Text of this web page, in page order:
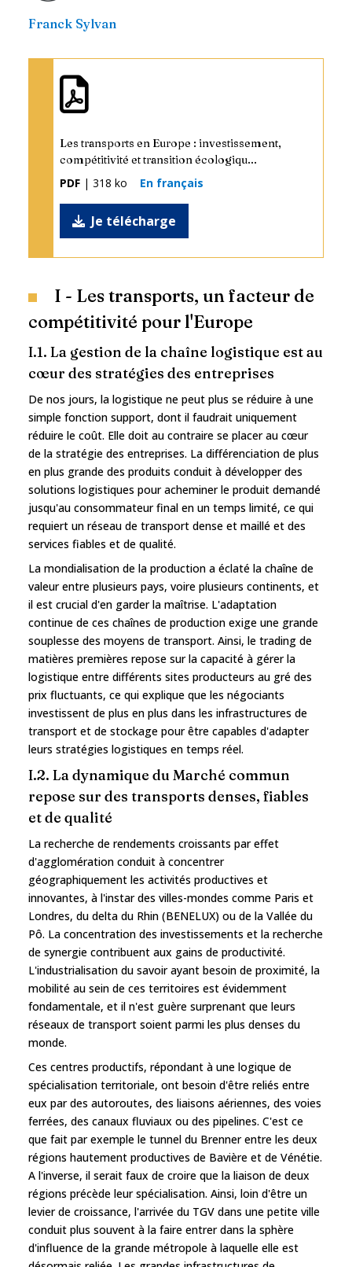
Franck Sylvan
Les transports en Europe : investissement,
compétitivité et transition écologiqu...
PDF | 318 ko En français
Je télécharge
I - Les transports, un facteur de
compétitivité pour l'Europe
I.1. La gestion de la chaîne logistique est au
cœur des stratégies des entreprises
De nos jours, la logistique ne peut plus se réduire à une
simple fonction support, dont il faudrait uniquement
réduire le coût. Elle doit au contraire se placer au cœur
de la stratégie des entreprises. La différenciation de plus
en plus grande des produits conduit à développer des
solutions logistiques pour acheminer le produit demandé
jusqu'au consommateur final en un temps limité, ce qui
requiert un réseau de transport dense et maillé et des
services fiables et de qualité.
La mondialisation de la production a éclaté la chaîne de
valeur entre plusieurs pays, voire plusieurs continents, et
il est crucial d'en garder la maîtrise. L'adaptation
continue de ces chaînes de production exige une grande
souplesse des moyens de transport. Ainsi, le trading de
matières premières repose sur la capacité à gérer la
logistique entre différents sites producteurs au gré des
prix fluctuants, ce qui explique que les négociants
investissent de plus en plus dans les infrastructures de
transport et de stockage pour être capables d'adapter
leurs stratégies logistiques en temps réel.
I.2. La dynamique du Marché commun
repose sur des transports denses, fiables
et de qualité
La recherche de rendements croissants par effet
d'agglomération conduit à concentrer
géographiquement les activités productives et
innovantes, à l'instar des villes-mondes comme Paris et
Londres, du delta du Rhin (BENELUX) ou de la Vallée du
Pô. La concentration des investissements et la recherche
de synergie contribuent aux gains de productivité.
L'industrialisation du savoir ayant besoin de proximité, la
mobilité au sein de ces territoires est évidemment
fondamentale, et il n'est guère surprenant que leurs
réseaux de transport soient parmi les plus denses du
monde.
Ces centres productifs, répondant à une logique de
spécialisation territoriale, ont besoin d'être reliés entre
eux par des autoroutes, des liaisons aériennes, des voies
ferrées, des canaux fluviaux ou des pipelines. C'est ce
que fait par exemple le tunnel du Brenner entre les deux
régions hautement productives de Bavière et de Vénétie.
A l'inverse, il serait faux de croire que la liaison de deux
régions précède leur spécialisation. Ainsi, loin d'être un
levier de croissance, l'arrivée du TGV dans une petite ville
conduit plus souvent à la faire entrer dans la sphère
d'influence de la grande métropole à laquelle elle est